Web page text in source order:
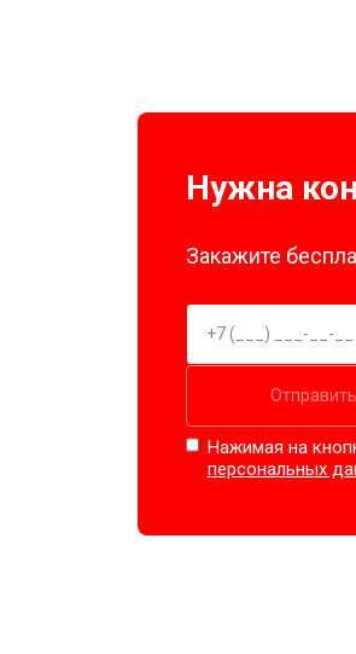
Нужна
Закажите
Нажимая на
персональных